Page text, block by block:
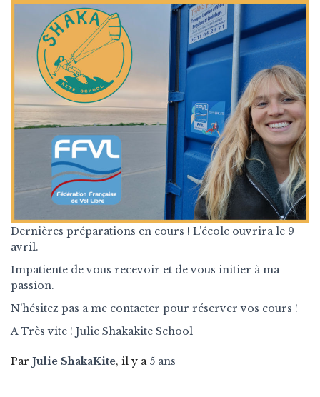
Dernières préparations en cours ! L’école ouvrira le 9
avril.
Impatiente de vous recevoir et de vous initier à ma
passion.
N’hésitez pas a me contacter pour réserver vos cours !
A Très vite ! Julie Shakakite School
Par Julie ShakaKite, il y a 5 ans